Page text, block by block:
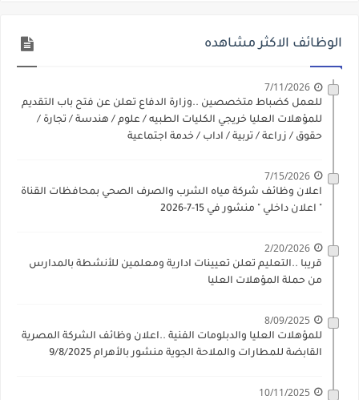
الوظائف الاكثر مشاهده
7/11/2026
للعمل كضباط متخصصين ..وزارة الدفاع تعلن عن فتح باب التقديم
للمؤهلات العليا خريجي الكليات الطبيه / علوم / هندسة / تجارة /
حقوق / زراعة / تربية / اداب / خدمة اجتماعية
7/15/2026
اعلان وظائف شركة مياه الشرب والصرف الصحي بمحافظات القناة
" اعلان داخلي " منشور في 15-7-2026
2/20/2026
قريبا ..التعليم تعلن تعيينات ادارية ومعلمين للأنشطة بالمدارس
من حملة المؤهلات العليا
8/09/2025
للمؤهلات العليا والدبلومات الفنية ..اعلان وظائف الشركة المصرية
القابضة للمطارات والملاحة الجوية منشور بالأهرام 9/8/2025
10/11/2025